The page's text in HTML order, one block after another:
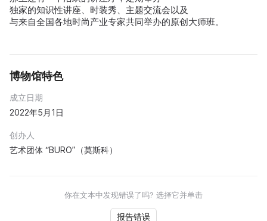
独家的知识性讲座、时装秀、主题交流会以及
与来自全国各地时尚产业专家共同举办的原创大师班。
博物馆特色
成立日期
2022年5月1日
创办人
艺术团体 “BURO”（莫斯科）
你在文本中发现错误了吗? 选择它并单击
报告错误